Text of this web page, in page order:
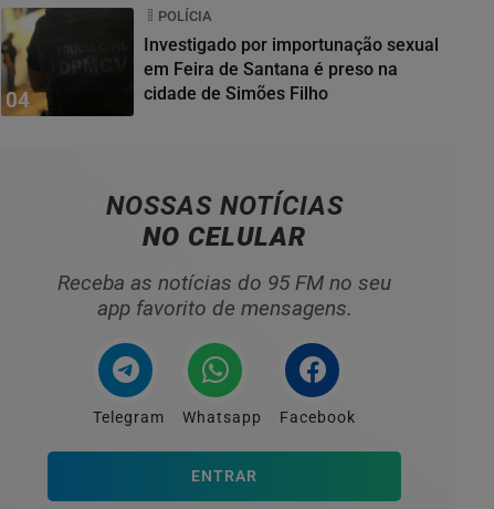
04
POLÍCIA
Investigado por importunação sexual
em Feira de Santana é preso na
cidade de Simões Filho
NOSSAS NOTÍCIAS
NO CELULAR
Receba as notícias do 95 FM no seu
app favorito de mensagens.
Telegram Whatsapp Facebook
ENTRAR